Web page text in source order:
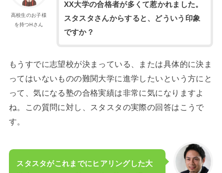
高校生のお子様
を持つHさん
XX大学の合格者が多くて惹かれました。
スタスタさんからすると、どういう印象
ですか？
もうすでに志望校が決まっている、または具体的に決ま
ってはいないものの難関大学に進学したいという方にと
って、気になる塾の合格実績は非常に気になりますよ
ね。この質問に対し、スタスタの実際の回答はこうで
す。
スタスタがこれまでにヒアリングした大